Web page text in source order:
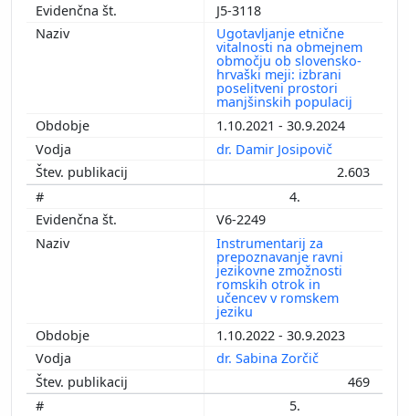
J5-3118
Ugotavljanje etnične
vitalnosti na obmejnem
območju ob slovensko-
hrvaški meji: izbrani
poselitveni prostori
manjšinskih populacij
1.10.2021 - 30.9.2024
dr. Damir Josipovič
2.603
4.
V6-2249
Instrumentarij za
prepoznavanje ravni
jezikovne zmožnosti
romskih otrok in
učencev v romskem
jeziku
1.10.2022 - 30.9.2023
dr. Sabina Zorčič
469
5.